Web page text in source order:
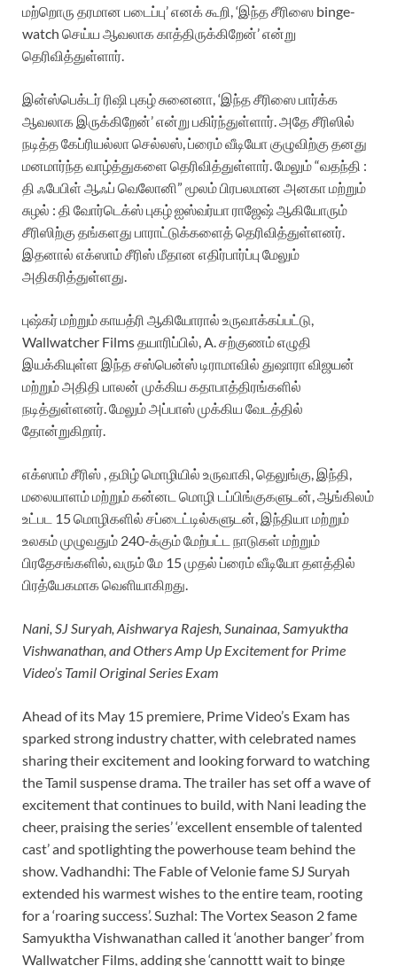
மற்றொரு தரமான படைப்பு’ எனக் கூறி, ‘இந்த சீரிஸை binge-
watch செய்ய ஆவலாக காத்திருக்கிறேன்’ என்று
தெரிவித்துள்ளார்.
இன்ஸ்பெக்டர் ரிஷி புகழ் சுனைனா, ‘இந்த சீரிஸை பார்க்க
ஆவலாக இருக்கிறேன்’ என்று பகிர்ந்துள்ளார். அதே சீரிஸில்
நடித்த கேப்ரியல்லா செல்லஸ், ப்ரைம் வீடியோ குழுவிற்கு தனது
மனமார்ந்த வாழ்த்துகளை தெரிவித்துள்ளார். மேலும் “வதந்தி :
தி ஃபேபிள் ஆஃப் வெலோனி” மூலம் பிரபலமான அனகா மற்றும்
சுழல் : தி வோர்டெக்ஸ் புகழ் ஐஸ்வர்யா ராஜேஷ் ஆகியோரும்
சீரிஸிற்கு தங்களது பாராட்டுக்களைத் தெரிவித்துள்ளனர்.
இதனால் எக்ஸாம் சீரிஸ் மீதான எதிர்பார்ப்பு மேலும்
அதிகரித்துள்ளது.
புஷ்கர் மற்றும் காயத்ரி ஆகியோரால் உருவாக்கப்பட்டு,
Wallwatcher Films தயாரிப்பில், A. சற்குணம் எழுதி
இயக்கியுள்ள இந்த சஸ்பென்ஸ் டிராமாவில் துஷாரா விஜயன்
மற்றும் அதிதி பாலன் முக்கிய கதாபாத்திரங்களில்
நடித்துள்ளனர். மேலும் அப்பாஸ் முக்கிய வேடத்தில்
தோன்றுகிறார்.
எக்ஸாம் சீரிஸ் , தமிழ் மொழியில் உருவாகி, தெலுங்கு, இந்தி,
மலையாளம் மற்றும் கன்னட மொழி டப்பிங்குகளுடன், ஆங்கிலம்
உட்பட 15 மொழிகளில் சப்டைட்டில்களுடன், இந்தியா மற்றும்
உலகம் முழுவதும் 240-க்கும் மேற்பட்ட நாடுகள் மற்றும்
பிரதேசங்களில், வரும் மே 15 முதல் ப்ரைம் வீடியோ தளத்தில்
பிரத்யேகமாக வெளியாகிறது.
Nani, SJ Suryah, Aishwarya Rajesh, Sunainaa, Samyuktha
Vishwanathan, and Others Amp Up Excitement for Prime
Video’s Tamil Original Series Exam
Ahead of its May 15 premiere, Prime Video’s Exam has
sparked strong industry chatter, with celebrated names
sharing their excitement and looking forward to watching
the Tamil suspense drama. The trailer has set off a wave of
excitement that continues to build, with Nani leading the
cheer, praising the series’ ‘excellent ensemble of talented
cast’ and spotlighting the powerhouse team behind the
show. Vadhandhi: The Fable of Velonie fame SJ Suryah
extended his warmest wishes to the entire team, rooting
for a ‘roaring success’. Suzhal: The Vortex Season 2 fame
Samyuktha Vishwanathan called it ‘another banger’ from
Wallwatcher Films, adding she ‘cannottt wait to binge